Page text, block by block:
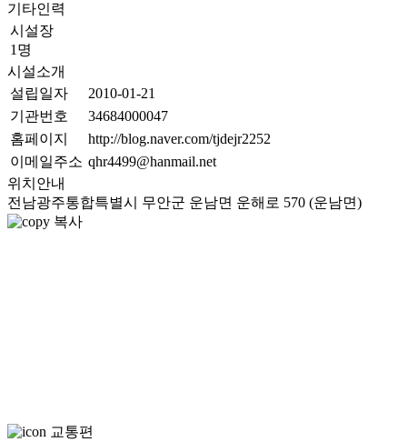
기타인력
시설장
1명
시설소개
설립일자
2010-01-21
기관번호
34684000047
홈페이지
http://blog.naver.com/tjdejr2252
이메일주소 qhr4499@hanmail.net
위치안내
전남광주통합특별시 무안군 운남면 운해로 570 (운남면)
복사
교통편